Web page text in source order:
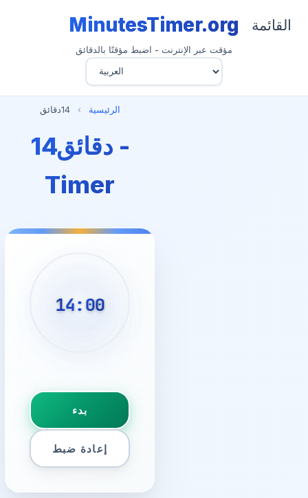
MinutesTimer.org
مؤقت عبر الإنترنت - اضبط مؤقتًا بالدقائق
القائمة
الرئيسية › 14دقائق
14دقائق -
Timer
14:00
بدء
إعادة ضبط